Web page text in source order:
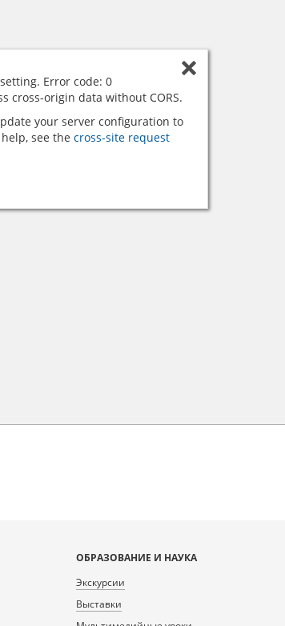
Error code: 0
cross-origin data without CORS.
your server configuration to
see the cross-site request
ОБРАЗОВАНИЕ И НАУКА
Экскурсии
Выставки